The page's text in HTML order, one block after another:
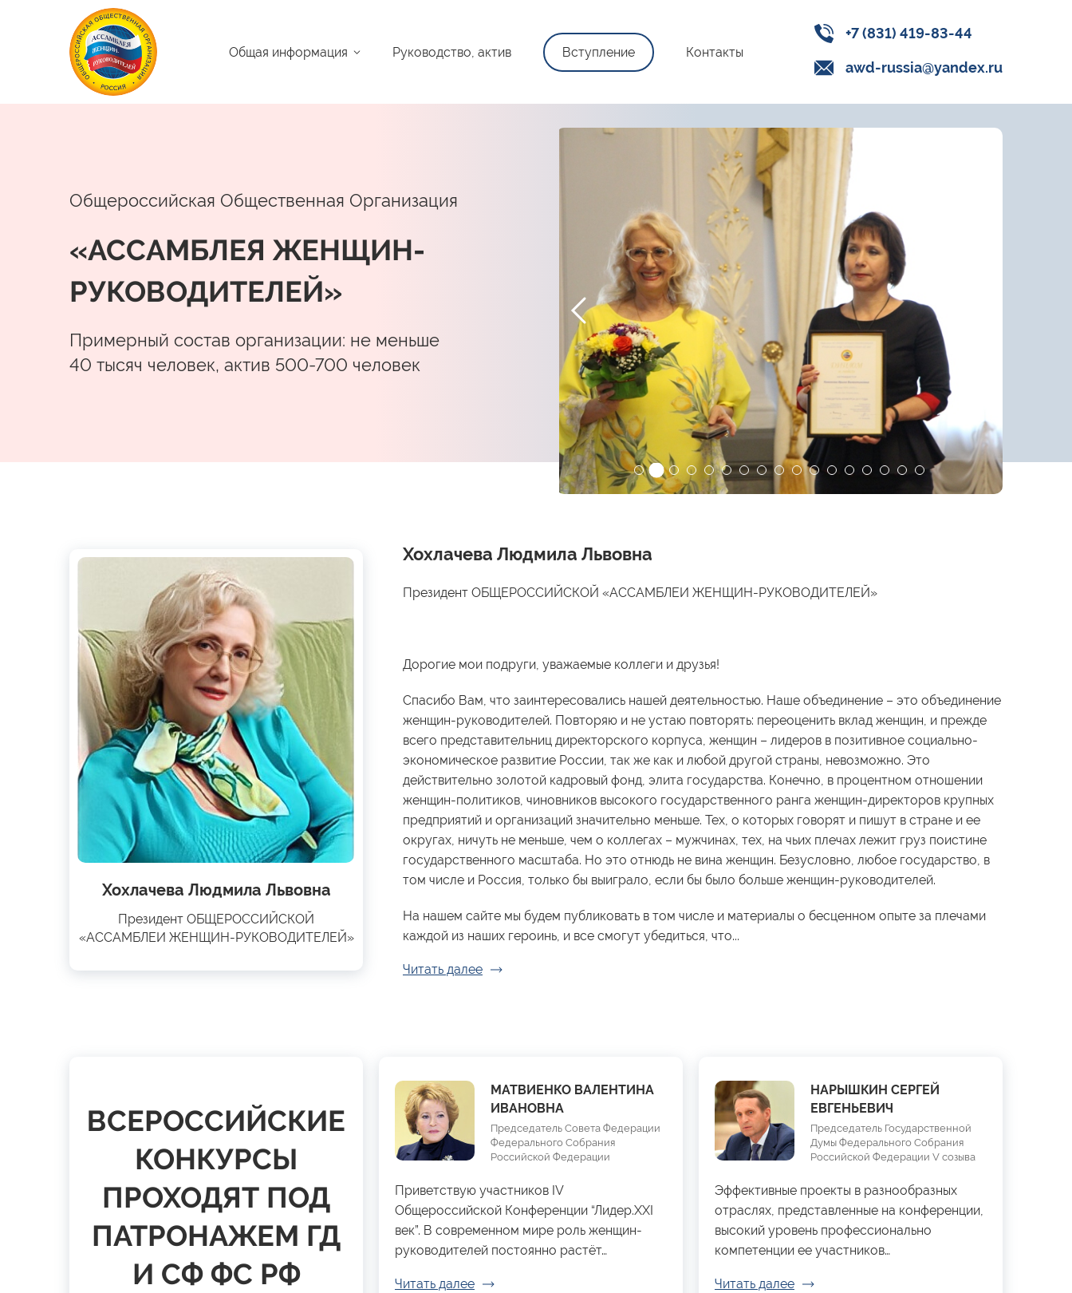
Общая информация Руководство, актив Вступление Контакты
+7 (831) 419-83-44
awd-russia@yandex.ru
Общероссийская Общественная Организация
«АССАМБЛЕЯ ЖЕНЩИН-
РУКОВОДИТЕЛЕЙ»
Примерный состав организации: не меньше
40 тысяч человек, актив 500-700 человек
Хохлачева Людмила Львовна
Президент ОБЩЕРОССИЙСКОЙ
«АССАМБЛЕИ ЖЕНЩИН-РУКОВОДИТЕЛЕЙ»
Хохлачева Людмила Львовна
Президент ОБЩЕРОССИЙСКОЙ «АССАМБЛЕИ ЖЕНЩИН-РУКОВОДИТЕЛЕЙ»
Дорогие мои подруги, уважаемые коллеги и друзья!
Спасибо Вам, что заинтересовались нашей деятельностью. Наше объединение – это объединение
женщин-руководителей. Повторяю и не устаю повторять: переоценить вклад женщин, и прежде
всего представительниц директорского корпуса, женщин – лидеров в позитивное социально-
экономическое развитие России, так же как и любой другой страны, невозможно. Это
действительно золотой кадровый фонд, элита государства. Конечно, в процентном отношении
женщин-политиков, чиновников высокого государственного ранга женщин-директоров крупных
предприятий и организаций значительно меньше. Тех, о которых говорят и пишут в стране и ее
округах, ничуть не меньше, чем о коллегах – мужчинах, тех, на чьих плечах лежит груз поистине
государственного масштаба. Но это отнюдь не вина женщин. Безусловно, любое государство, в
том числе и Россия, только бы выиграло, если бы было больше женщин-руководителей.
На нашем сайте мы будем публиковать в том числе и материалы о бесценном опыте за плечами
каждой из наших героинь, и все смогут убедиться, что...
Читать далее
ВСЕРОССИЙСКИЕ
КОНКУРСЫ
ПРОХОДЯТ ПОД
ПАТРОНАЖЕМ ГД
И СФ ФС РФ
МАТВИЕНКО ВАЛЕНТИНА
ИВАНОВНА
Председатель Совета Федерации
Федерального Собрания
Российской Федерации
Приветствую участников IV
Общероссийской Конференции “Лидер.XXI
век”. В современном мире роль женщин-
руководителей постоянно растёт…
Читать далее
НАРЫШКИН СЕРГЕЙ
ЕВГЕНЬЕВИЧ
Председатель Государственной
Думы Федерального Собрания
Российской Федерации V созыва
Эффективные проекты в разнообразных
отраслях, представленные на конференции,
высокий уровень профессионально
компетенции ее участников…
Читать далее